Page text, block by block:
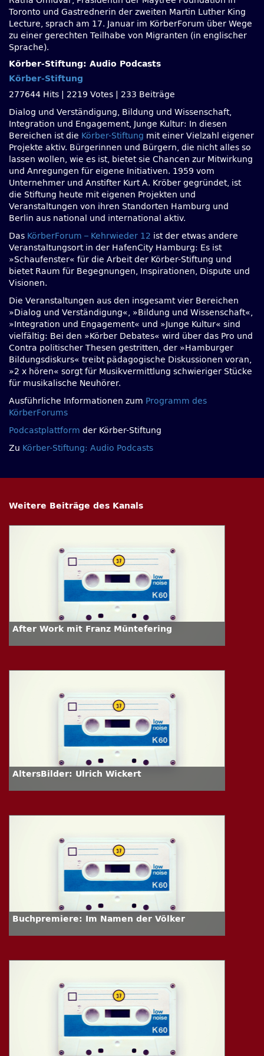
Toronto und Gastrednerin der zweiten Martin Luther King
Lecture, sprach am 17. Januar im KörberForum über Wege
zu einer gerechten Teilhabe von Migranten (in englischer
Sprache).
Körber-Stiftung: Audio Podcasts
Körber-Stiftung
277644 Hits
2219 Votes
233 Beiträge
Dialog und Verständigung, Bildung und Wissenschaft,
Integration und Engagement, Junge Kultur: In diesen
Bereichen ist die Körber-Stiftung mit einer Vielzahl eigener
Projekte aktiv. Bürgerinnen und Bürgern, die nicht alles so
lassen wollen, wie es ist, bietet sie Chancen zur Mitwirkung
und Anregungen für eigene Initiativen. 1959 vom
Unternehmer und Anstifter Kurt A. Kröber gegründet, ist
die Stiftung heute mit eigenen Projekten und
Veranstaltungen von ihren Standorten Hamburg und
Berlin aus national und international aktiv.
Das KörberForum – Kehrwieder 12 ist der etwas andere
Veranstaltungsort in der HafenCity Hamburg: Es ist
»Schaufenster« für die Arbeit der Körber-Stiftung und
bietet Raum für Begegnungen, Inspirationen, Dispute und
Visionen.
Die Veranstaltungen aus den insgesamt vier Bereichen
»Dialog und Verständigung«, »Bildung und Wissenschaft«,
»Integration und Engagement« und »Junge Kultur« sind
vielfältig: Bei den »Körber Debates« wird über das Pro und
Contra politischer Thesen gestritten, der »Hamburger
Bildungsdiskurs« treibt pädagogische Diskussionen voran,
»2 x hören« sorgt für Musikvermittlung schwieriger Stücke
für musikalische Neuhörer.
Ausführliche Informationen zum Programm des
KörberForums
Podcastplattform der Körber-Stiftung
Zu Körber-Stiftung: Audio Podcasts
Weitere Beiträge des Kanals
After Work mit Franz Müntefering
AltersBilder: Ulrich Wickert
Buchpremiere: Im Namen der Völker